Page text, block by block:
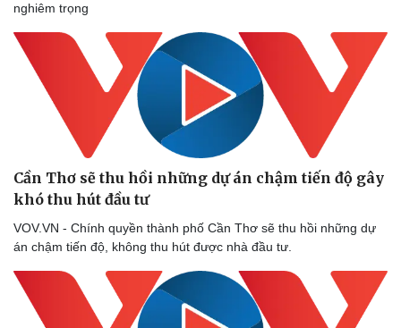
nghiêm trọng
Cần Thơ sẽ thu hồi những dự án chậm tiến độ gây
khó thu hút đầu tư
VOV.VN - Chính quyền thành phố Cần Thơ sẽ thu hồi những dự
án chậm tiến độ, không thu hút được nhà đầu tư.